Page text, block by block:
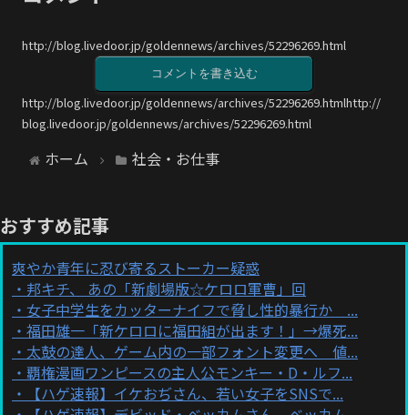
http://blog.livedoor.jp/goldennews/archives/52296269.html
コメントを書き込む
http://blog.livedoor.jp/goldennews/archives/52296269.htmlhttp://
blog.livedoor.jp/goldennews/archives/52296269.html
ホーム 社会・お仕事
おすすめ記事
爽やか青年に忍び寄るストーカー疑惑
邦キチ、 あの「新劇場版☆ケロロ軍曹」回
女子中学生をカッターナイフで脅し性的暴行か ...
福田雄一「新ケロロに福田組が出ます！」→爆死...
太鼓の達人、ゲーム内の一部フォント変更へ 値...
覇権漫画ワンピースの主人公モンキー・D・ルフ...
【ハゲ速報】イケおぢさん、若い女子をSNSで...